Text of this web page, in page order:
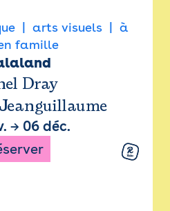
arts visuels
à
famille
Dray
→ 06 déc.